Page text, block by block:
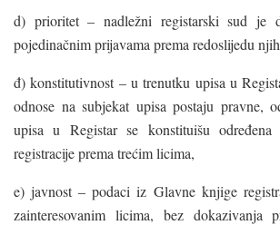
d) prioritet – nadležni registarski sud je
pojedinačnim prijavama prema redoslijedu
đ) konstitutivnost – u trenutku upisa u
odnose na subjekat upisa postaju pravne,
upisa u Registar se konstituišu
registracije prema trećim licima,
e) javnost – podaci iz Glavne knjige
zainteresovanim licima, bez dokazivanja